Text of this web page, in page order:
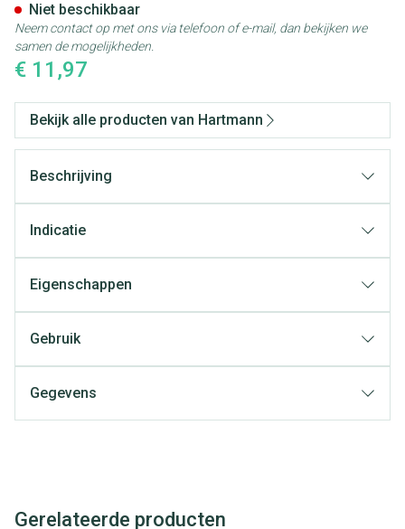
€ 11,97
Niet beschikbaar
Neem contact op met ons via telefoon of e-mail, dan bekijken we
samen de mogelijkheden.
Bekijk alle producten van Hartmann
Beschrijving
Indicatie
Eigenschappen
Gebruik
Gegevens
Gerelateerde producten